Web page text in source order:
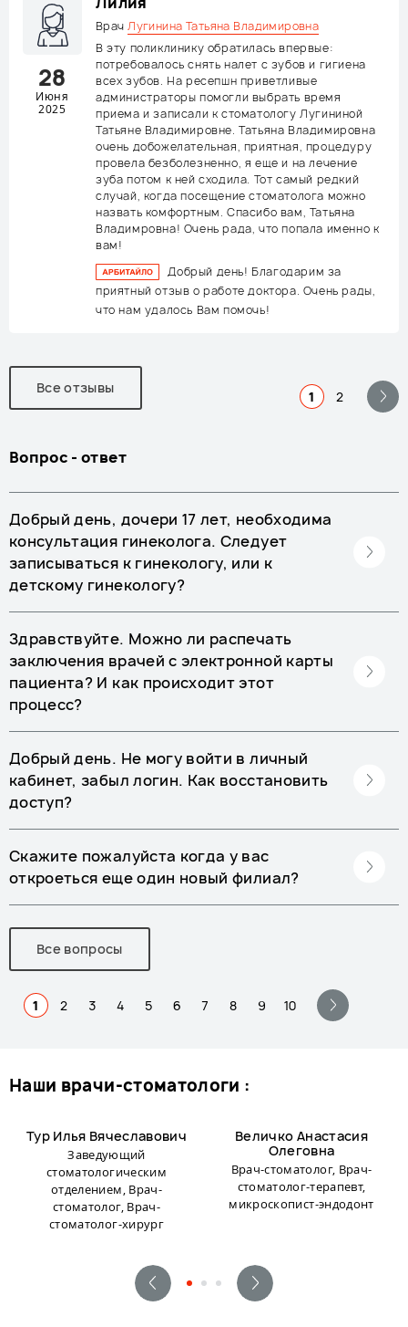
28
Июня
2025
ВрачЛугинина Татьяна Владимировна
В эту поликлинику обратилась впервые:
потребовалось снять налет с зубов и гигиена
всех зубов. На ресепшн приветливые
администраторы помогли выбрать время
приема и записали к стоматологу Лугининой
Татьяне Владимировне. Татьяна Владимировна
очень добожелательная, приятная, процедуру
провела безболезненно, я еще и на лечение
зуба потом к ней сходила. Тот самый редкий
случай, когда посещение стоматолога можно
назвать комфортным. Спасибо вам, Татьяна
Владимровна! Очень рада, что попала именно к
вам!
Добрый день! Благодарим за
приятный отзыв о работе доктора. Очень рады,
что нам удалось Вам помочь!
Все отзывы
1 2
Вопрос - ответ
Добрый день, дочери 17 лет, необходима
консультация гинеколога. Следует
записываться к гинекологу, или к
детскому гинекологу?
Здравствуйте. Можно ли распечать
заключения врачей с электронной карты
пациента? И как происходит этот
процесс?
Добрый день. Не могу войти в личный
кабинет, забыл логин. Как восстановить
доступ?
Скажите пожалуйста когда у вас
откроеться еще один новый филиал?
Все вопросы
1 2 3 4 5 6 7 8 9 10
наши врачи-стоматологи :
Тур Илья Вячеславович
Заведующий
стоматологическим
отделением, Врач-
стоматолог, Врач-
стоматолог-хирург
Величко Анастасия
Олеговна
Врач-стоматолог, Врач-
стоматолог-терапевт,
микроскопист-эндодонт